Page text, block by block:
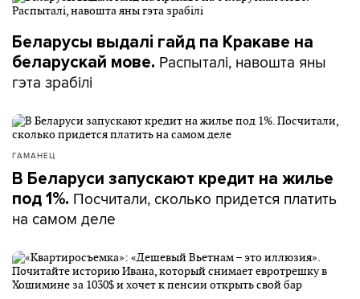
Беларусы выдалі гайд па Кракаве на
беларускай мове. Распыталі, навошта яны
гэта зрабілі
ГАМАНЕЦ
В Беларуси запускают кредит на жилье
под 1%. Посчитали, сколько придется платить
на самом деле